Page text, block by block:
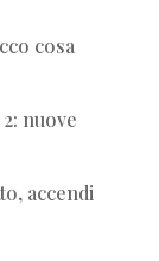
cosa
nuove
accendi